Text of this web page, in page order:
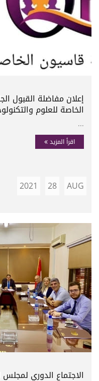
إعلان مفاضلة القبول
الخاصة للعلوم والتكنولوجيا
...
اقرأ المزيد
AUG
28
2021
الاجتماع الدوري لمجلس